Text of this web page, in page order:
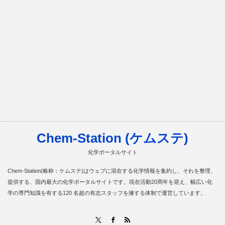
Chem-Station (ケムステ)
化学ポータルサイト
Chem-Station(略称：ケムステ)はウェブに混在する化学情報を集約し、それを整理、
提供する、国内最大の化学ポータルサイトです。現在活動20周年を迎え、幅広い化
学の専門知識を有する120 名超の有志スタッフを擁する体制で運営しています。
Facebook